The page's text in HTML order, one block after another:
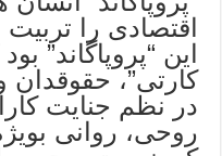
اقتصادی را
این “پروپاگاند”
کارتی”، حقوقدان
در نظم جنایت
روحی، روانی